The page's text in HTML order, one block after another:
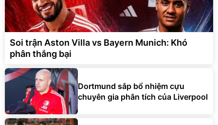
Soi trận Aston Villa vs Bayern Munich: Khó
phân thắng bại
Dortmund sắp bổ nhiệm cựu
chuyên gia phân tích của Liverpool